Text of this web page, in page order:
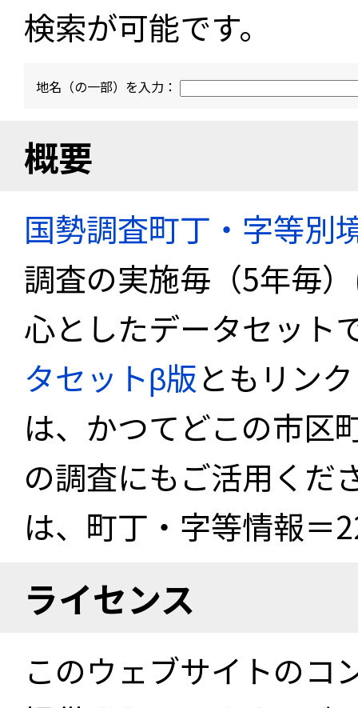
検索が可能です。
地名（の一部）を入力：
概要
国勢調査町丁・字等別
調査の実施毎（5年毎
心としたデータセット
タセットβ版ともリン
は、かつてどこの市区
の調査にもご活用くだ
は、町丁・字等情報＝
ライセンス
このウェブサイトのコ